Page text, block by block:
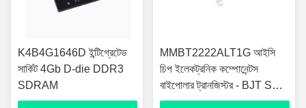
K4B4G1646D ইন্টিগ্রেটেড
সার্কিট 4Gb D-die DDR3
SDRAM
MMBT2222ALT1G আইসি
চিপ ইলেকট্রনিক কম্পোনেন্টস
বাইপোলার ট্রানজিস্টর - BJT SS
SOT23